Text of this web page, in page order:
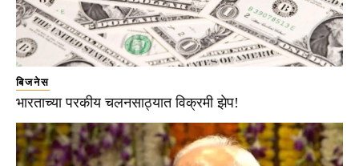
बिजनेस
भारताच्या परकीय चलनसाठ्यात विक्रमी झेप!